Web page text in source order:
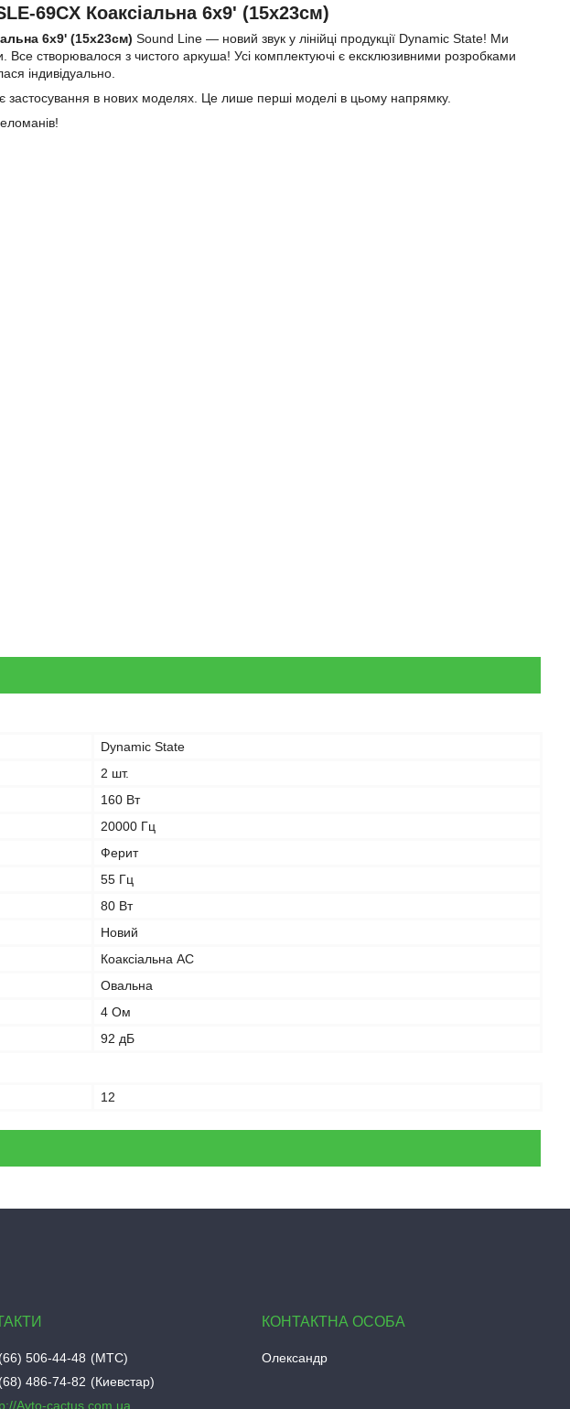
69CX Коаксіальна 6x9' (15х23см)
6x9' (15х23см) Sound Line — новий звук у лінійці продукції Dynamic State! Ми
Все створювалося з чистого аркуша! Усі комплектуючі є ексклюзивними розробками
індивідуально.
в нових моделях. Це лише перші моделі в цьому напрямку.
Dynamic State
2 шт.
160 Вт
20000 Гц
Ферит
55 Гц
80 Вт
Новий
Коаксіальна АС
Овальна
4 Ом
92 дБ
12
506-44-48
МТС
486-74-82
Киевстар
Avto-cactus.com.ua
Олександр